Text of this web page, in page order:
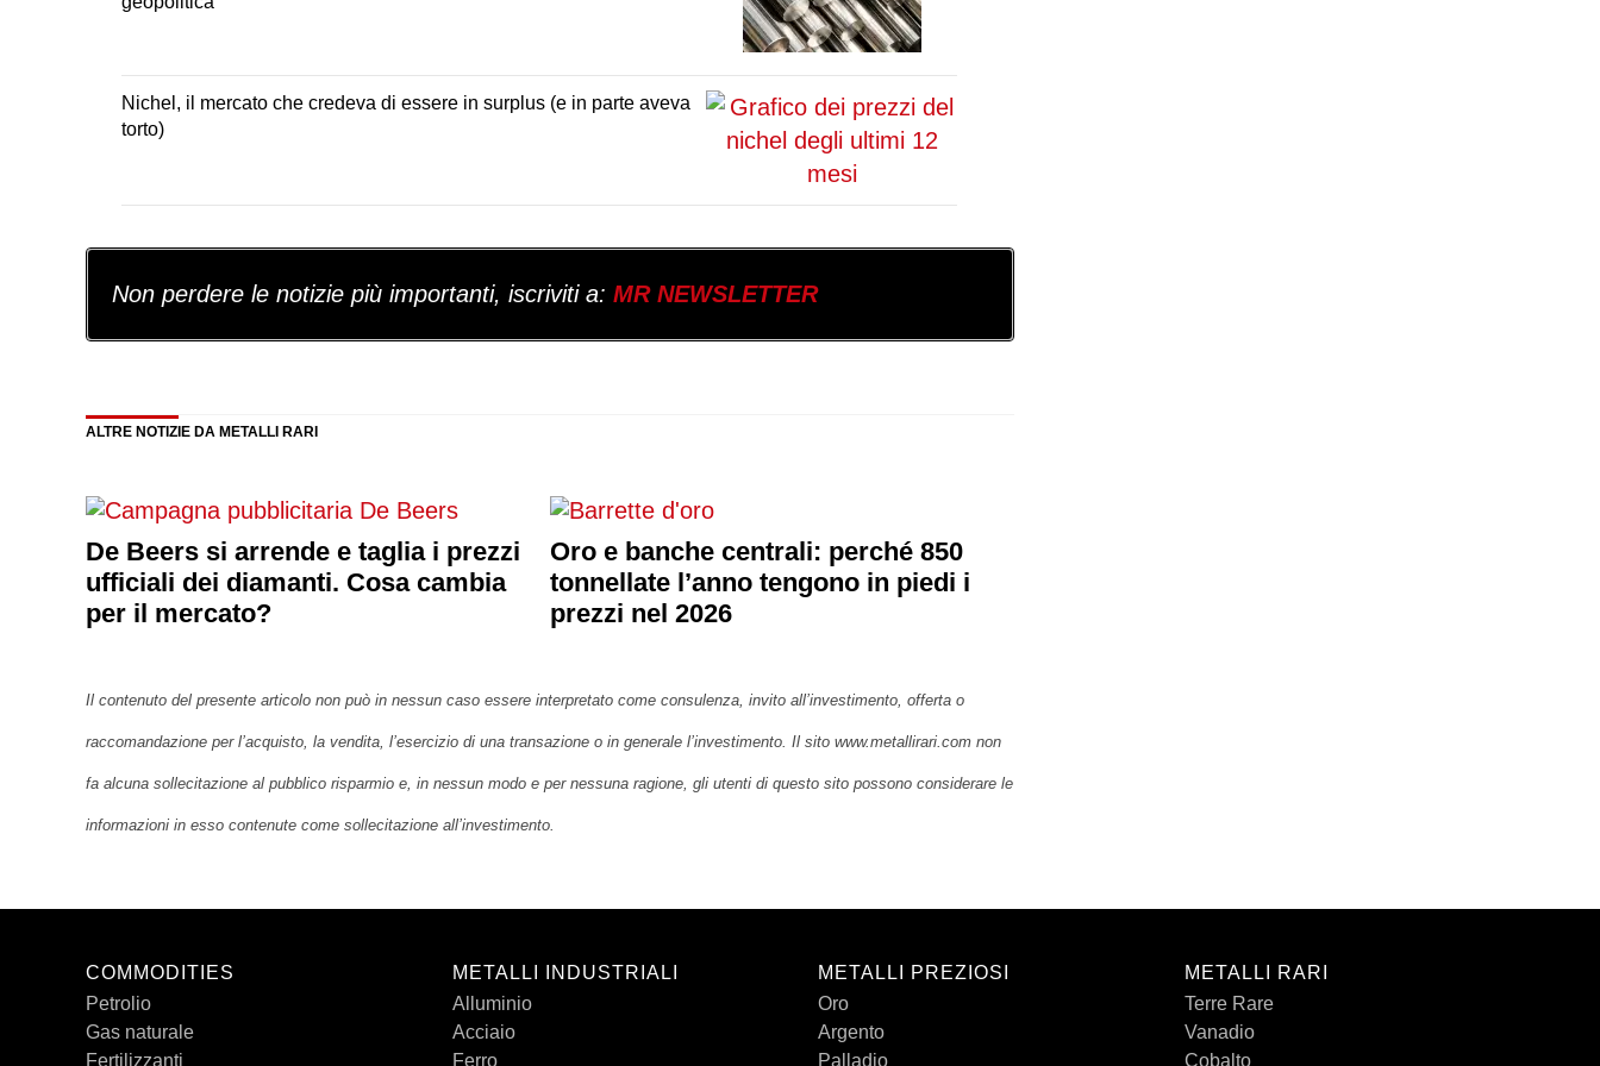
Nichel, il mercato che credeva di essere in surplus (e in parte aveva
torto)
Non perdere le notizie più importanti, iscriviti a: MR NEWSLETTER
ALTRE NOTIZIE DA METALLI RARI
De Beers si arrende e taglia i prezzi
ufficiali dei diamanti. Cosa cambia
per il mercato?
Oro e banche centrali: perché 850
tonnellate l’anno tengono in piedi i
prezzi nel 2026
Il contenuto del presente articolo non può in nessun caso essere interpretato come consulenza, invito all’investimento, offerta o
raccomandazione per l’acquisto, la vendita, l’esercizio di una transazione o in generale l’investimento. Il sito www.metallirari.com non
fa alcuna sollecitazione al pubblico risparmio e, in nessun modo e per nessuna ragione, gli utenti di questo sito possono considerare le
informazioni in esso contenute come sollecitazione all’investimento.
COMMODITIES
Petrolio
Gas naturale
Fertilizzanti
METALLI INDUSTRIALI
Alluminio
Acciaio
Ferro
METALLI PREZIOSI
Oro
Argento
Palladio
METALLI RARI
Terre Rare
Vanadio
Cobalto